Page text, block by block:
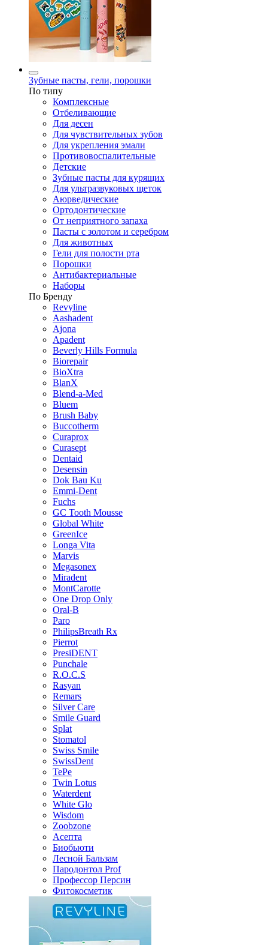
Зубные пасты, гели, порошки
По типу
Комплексные
Отбеливающие
Для десен
Для чувствительных зубов
Для укрепления эмали
Противовоспалительные
Детские
Зубные пасты для курящих
Для ультразвуковых щеток
Аюрведические
Ортодонтические
От неприятного запаха
Пасты с золотом и серебром
Для животных
Гели для полости рта
Порошки
Антибактериальные
Наборы
По Бренду
Revyline
Aashadent
Ajona
Apadent
Beverly Hills Formula
Biorepair
BioXtra
BlanX
Blend-a-Med
Bluem
Brush Baby
Buccotherm
Curaprox
Curasept
Dentaid
Desensin
Dok Bau Ku
Emmi-Dent
Fuchs
GC Tooth Mousse
Global White
GreenIce
Longa Vita
Marvis
Megasonex
Miradent
MontCarotte
One Drop Only
Oral-B
Paro
PhilipsBreath Rx
Pierrot
PresiDENT
Punchale
R.O.C.S
Rasyan
Remars
Silver Care
Smile Guard
Splat
Stomatol
Swiss Smile
SwissDent
TePe
Twin Lotus
Waterdent
White Glo
Wisdom
Zoobzone
Асепта
Биобьюти
Лесной Бальзам
Пародонтол Prof
Профессор Персин
Фитокосметик